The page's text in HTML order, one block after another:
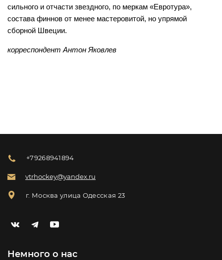
сильного и отчасти звездного, по меркам «Евротура»,
состава финнов от менее мастеровитой, но упрямой
сборной Швеции.
корреспондент Антон Яковлев
+79268941894
vtrhockey@yandex.ru
г. Москва улица Одесская 23
Немного о нас